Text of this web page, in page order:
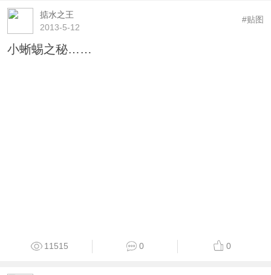
掂水之王
2013-5-12
#贴图
小蜥蜴之秘……
11515 0 0